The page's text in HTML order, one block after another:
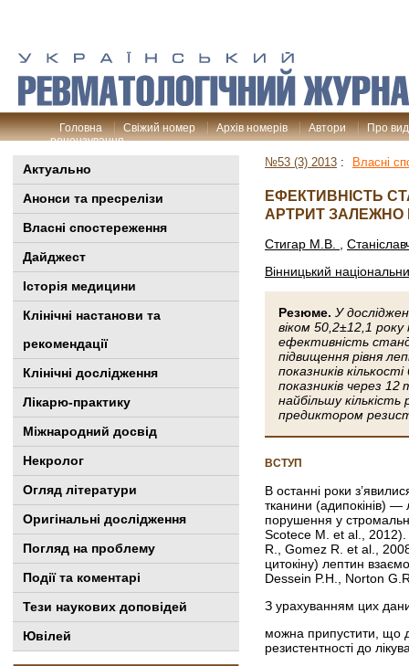
Головна Свіжий номер Архів номерів Автори
Про
рецензування
Актуально
Анонси та пресрелізи
Власні спостереження
Дайджест
Історія медицини
Клінiчні настанови та
рекомендації
Клінічні дослідження
Лікарю-практику
Міжнародний досвід
Некролог
Огляд літератури
Оригінальні дослідження
Погляд на проблему
Події та коментарі
Тези наукових доповідей
Ювілей
№53 (3) 2013 : Власні
ЕФЕКТИВНІСТЬ
АРТРИТ ЗАЛЕЖНО
Стигар М.В.
Вінницький
Резюме. У
віком 50,2±12,1
ефективність
підвищення рівня
показників
показників через 12
найбільшу
предик­тором
ВСТУП
В останні роки
тканини (адипокінів)
порушення у
Scotece M. et al., 2012).
R., Gomez R. et al.,
цитокіну) лептин
Dessein P.H., Norton
З урахуванням цих
можна припустити, що
резистентності до